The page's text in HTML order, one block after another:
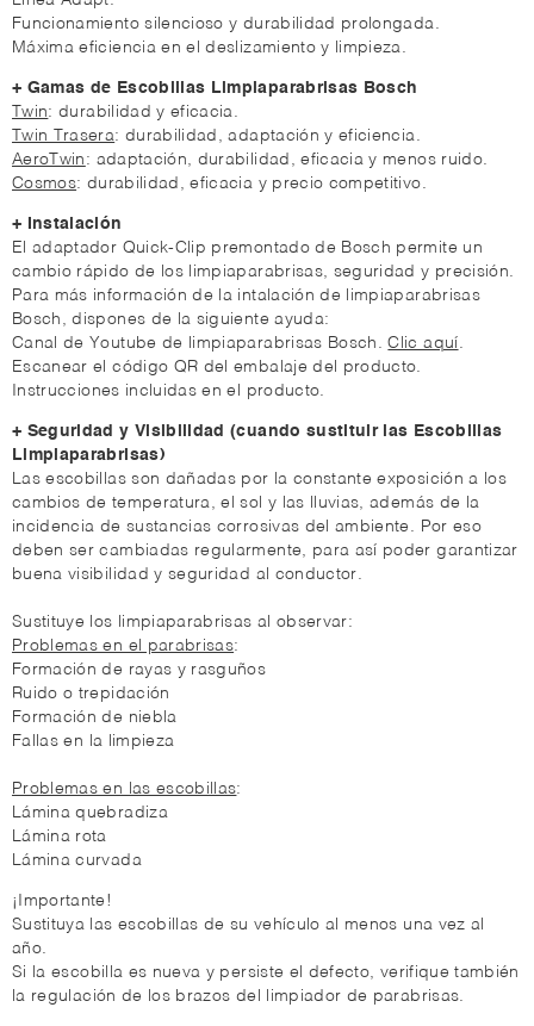
Funcionamiento silencioso y durabilidad prolongada.
Máxima eficiencia en el deslizamiento y limpieza.
+ Gamas de Escobillas Limpiaparabrisas Bosch
Twin: durabilidad y eficacia.
Twin Trasera: durabilidad, adaptación y eficiencia.
AeroTwin : adaptación, durabilidad, eficacia y menos ruido.
Cosmos: durabilidad, eficacia y precio competitivo.
+ Instalación
El adaptador Quick-Clip premontado de Bosch permite un
cambio rápido de los limpiaparabrisas, seguridad y precisión.
Para más información de la intalación de limpiaparabrisas
Bosch, dispones de la siguiente ayuda:
Canal de Youtube de limpiaparabrisas Bosch.Clic aquí .
Escanear el código QR del embalaje del producto.
Instrucciones incluidas en el producto.
+ Seguridad y Visibilidad (cuando sustituir las Escobillas
Limpiaparabrisas)
Las escobillas son dañadas por la constante exposición a los
cambios de temperatura, el sol y las lluvias, además de la
incidencia de sustancias corrosivas del ambiente. Por eso
deben ser cambiadas regularmente, para así poder garantizar
buena visibilidad y seguridad al conductor.
Sustituye los limpiaparabrisas al observar:
Problemas en el parabrisas:
Formación de rayas y rasguños
Ruido o trepidación
Formación de niebla
Fallas en la limpieza
Problemas en las escobillas:
Lámina quebradiza
Lámina rota
Lámina curvada
¡Importante!
Sustituya las escobillas de su vehículo al menos una vez al
año.
Si la escobilla es nueva y persiste el defecto, verifique también
la regulación de los brazos del limpiador de parabrisas.